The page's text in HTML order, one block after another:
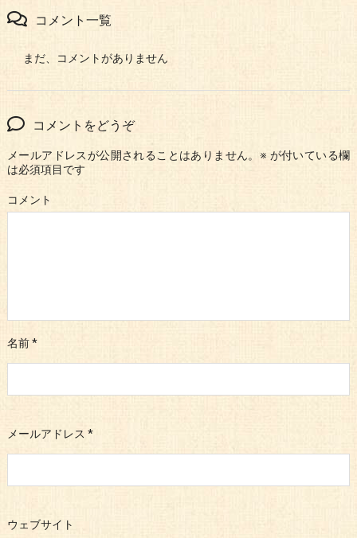
コメント一覧
まだ、コメントがありません
コメントをどうぞ
メールアドレスが公開されることはありません。 ※ が付いている欄
は必須項目です
コメント
名前*
メールアドレス *
ウェブサイト